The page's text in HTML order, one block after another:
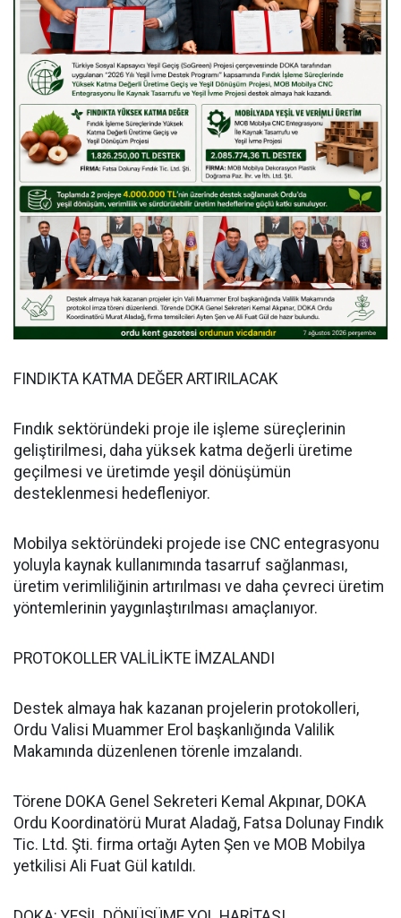
FINDIKTA KATMA DEĞER ARTIRILACAK
Fındık sektöründeki proje ile işleme süreçlerinin
geliştirilmesi, daha yüksek katma değerli üretime
geçilmesi ve üretimde yeşil dönüşümün
desteklenmesi hedefleniyor.
Mobilya sektöründeki projede ise CNC entegrasyonu
yoluyla kaynak kullanımında tasarruf sağlanması,
üretim verimliliğinin artırılması ve daha çevreci üretim
yöntemlerinin yaygınlaştırılması amaçlanıyor.
PROTOKOLLER VALİLİKTE İMZALANDI
Destek almaya hak kazanan projelerin protokolleri,
Ordu Valisi Muammer Erol başkanlığında Valilik
Makamında düzenlenen törenle imzalandı.
Törene DOKA Genel Sekreteri Kemal Akpınar, DOKA
Ordu Koordinatörü Murat Aladağ, Fatsa Dolunay Fındık
Tic. Ltd. Şti. firma ortağı Ayten Şen ve MOB Mobilya
yetkilisi Ali Fuat Gül katıldı.